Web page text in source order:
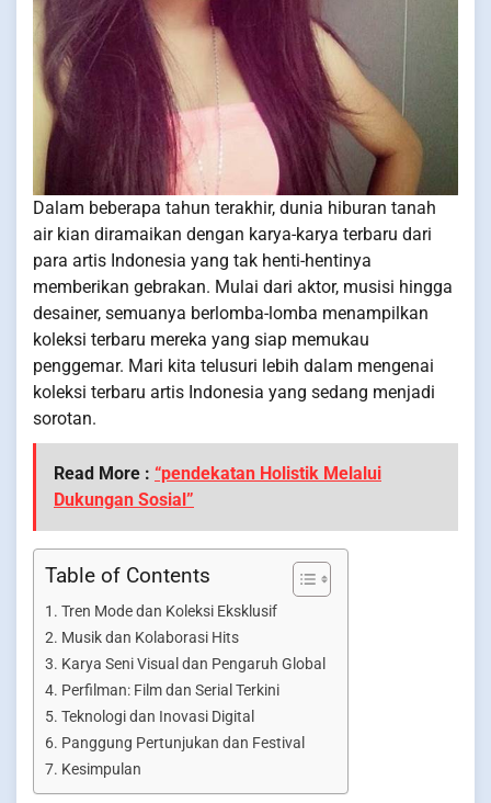
Dalam beberapa tahun terakhir, dunia hiburan tanah
air kian diramaikan dengan karya-karya terbaru dari
para artis Indonesia yang tak henti-hentinya
memberikan gebrakan. Mulai dari aktor, musisi hingga
desainer, semuanya berlomba-lomba menampilkan
koleksi terbaru mereka yang siap memukau
penggemar. Mari kita telusuri lebih dalam mengenai
koleksi terbaru artis Indonesia yang sedang menjadi
sorotan.
Read More : “pendekatan Holistik Melalui
Dukungan Sosial”
Table of Contents
Tren Mode dan Koleksi Eksklusif
Musik dan Kolaborasi Hits
Karya Seni Visual dan Pengaruh Global
Perfilman: Film dan Serial Terkini
Teknologi dan Inovasi Digital
Panggung Pertunjukan dan Festival
Kesimpulan